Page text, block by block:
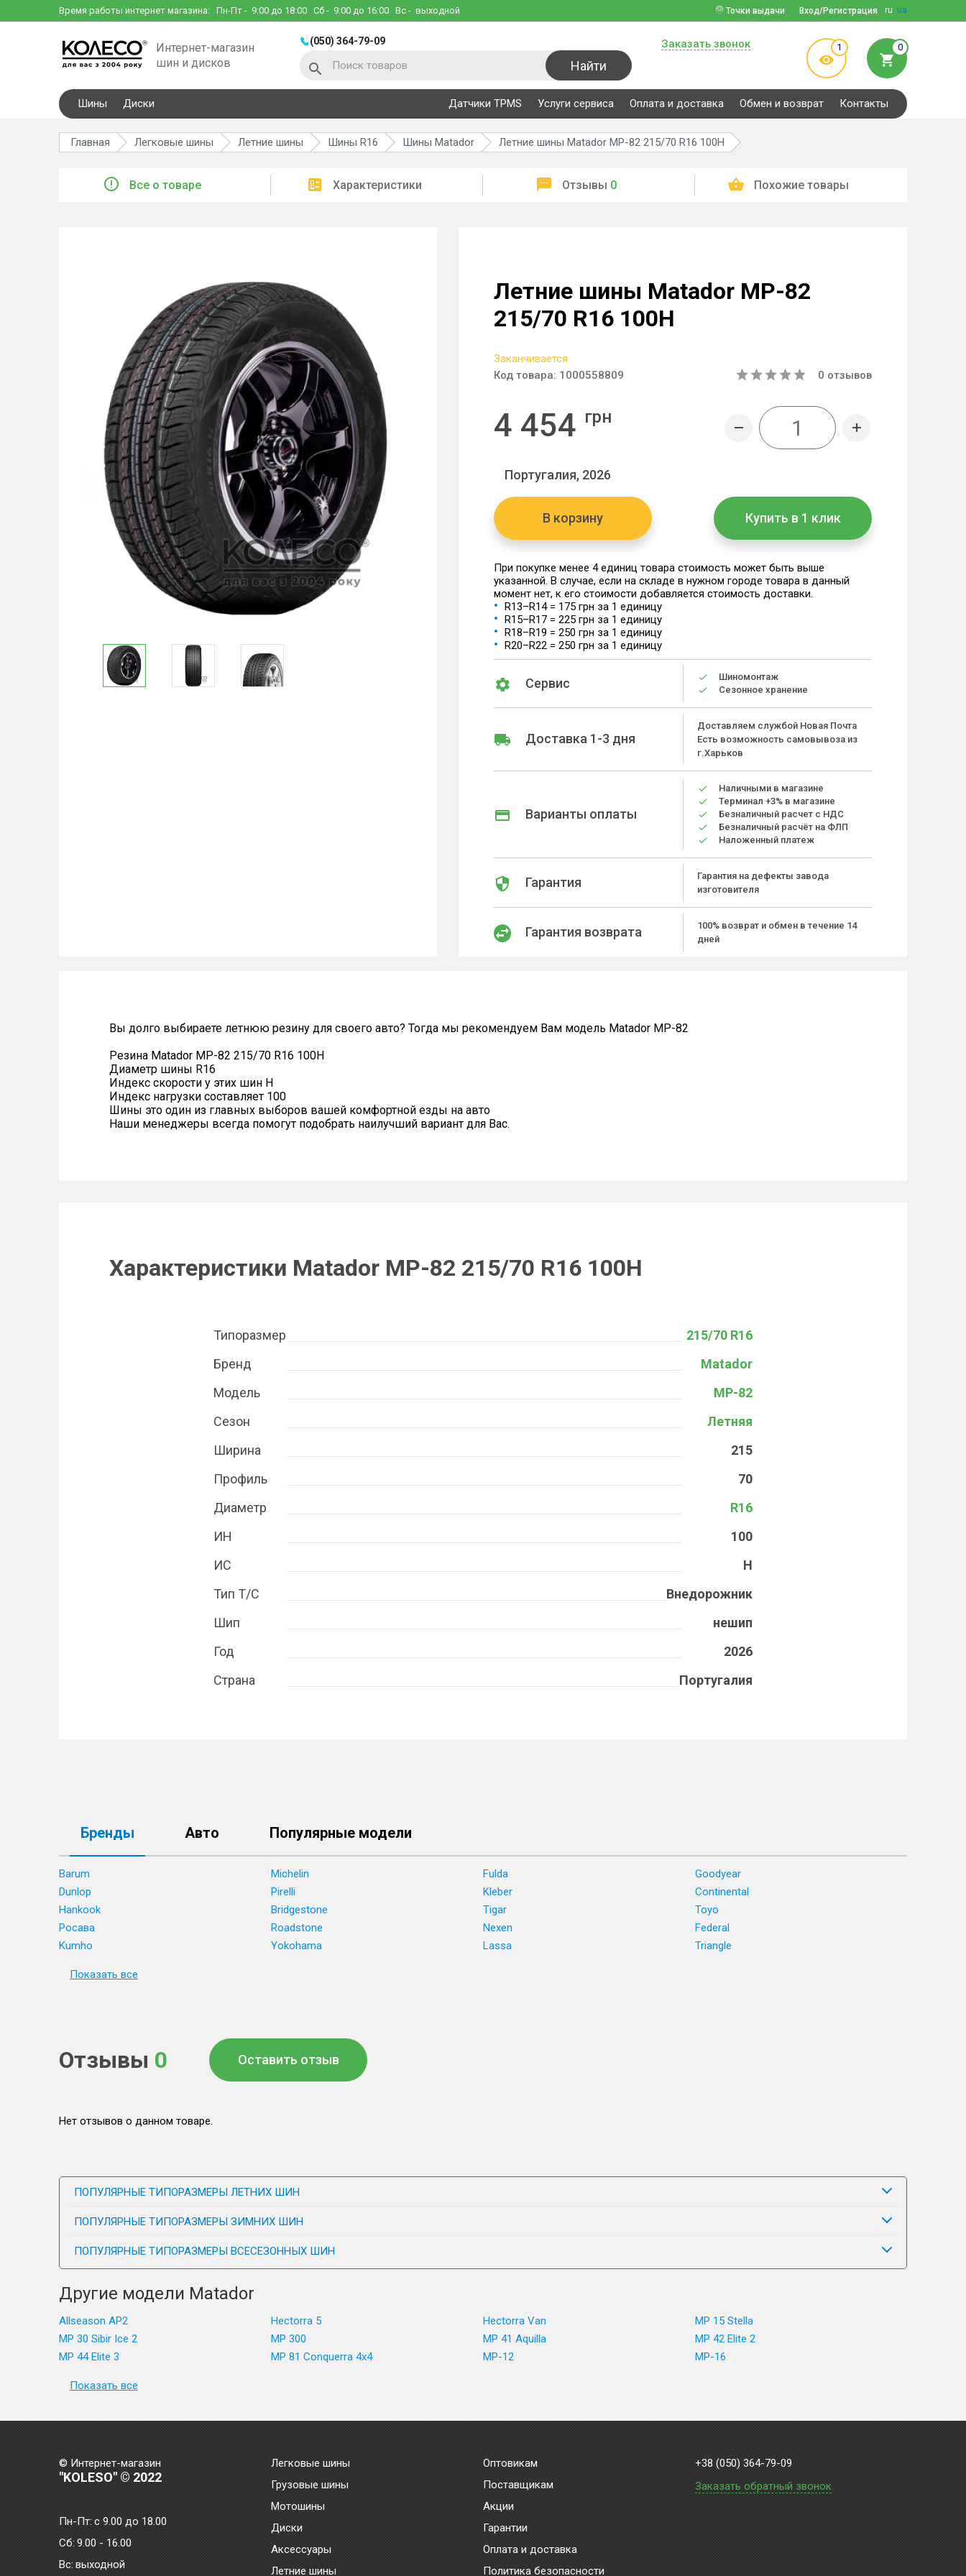
Время работы интернет магазина: Пн-Пт - 9:00 до 18:00 Сб - 9:00 до 16:00 Вс - выходной ru ua
Вход/Регистрация
Точки выдачи
Интернет-магазин
шин и дисков
(050) 364-79-09
Найти
Заказать звонок 1 0
Шины Диски Датчики TPMS Услуги сервиса Оплата и доставка Обмен и возврат Контакты
Главная Легковые шины Летние шины Шины R16 Шины Matador Летние шины Matador MP-82 215/70 R16 100H
Все о товаре Характеристики Отзывы 0 Похожие товары
Летние шины Matador MP-82
215/70 R16 100H
Заканчивается
Код товара: 1000558809 0 отзывов
4 454 грн
Португалия, 2026
В корзину Купить в 1 клик
При покупке менее 4 единиц товара стоимость может быть выше
указанной. В случае, если на складе в нужном городе товара в данный
момент нет, к его стоимости добавляется стоимость доставки.
R13–R14 = 175 грн за 1 единицу
R15–R17 = 225 грн за 1 единицу
R18–R19 = 250 грн за 1 единицу
R20–R22 = 250 грн за 1 единицу
Сервис
Шиномонтаж
Сезонное хранение
Доставка 1-3 дня
Доставляем службой Новая Почта
Есть возможность самовывоза из
г.Харьков
Варианты оплаты
Наличными в магазине
Терминал +3% в магазине
Безналичный расчет с НДС
Безналичный расчёт на ФЛП
Наложенный платеж
Гарантия
Гарантия на дефекты завода
изготовителя
Гарантия возврата
100% возврат и обмен в течение 14
дней
Вы долго выбираете летнюю резину для своего авто? Тогда мы рекомендуем Вам модель Matador MP-82
Резина Matador MP-82 215/70 R16 100H
Диаметр шины R16
Индекс скорости у этих шин H
Индекс нагрузки составляет 100
Шины это один из главных выборов вашей комфортной езды на авто
Наши менеджеры всегда помогут подобрать наилучший вариант для Вас.
Характеристики Matador MP-82 215/70 R16 100H
Типоразмер
215/70 R16
Бренд
Matador
Модель
MP-82
Сезон
Летняя
Ширина
215
Профиль
70
Диаметр
R16
ИН
100
ИС
H
Тип Т/С
Внедорожник
Шип
нешип
Год
2026
Страна
Португалия
Бренды Авто Популярные модели
Barum Michelin Fulda
Goodyear
Dunlop
Pirelli Kleber
Continental
Hankook
Bridgestone Tigar
Toyo
Росава
Roadstone Nexen
Federal
Kumho
Yokohama Lassa Triangle
Показать все
Отзывы 0 Оставить отзыв
Нет отзывов о данном товаре.
ПОПУЛЯРНЫЕ ТИПОРАЗМЕРЫ ЛЕТНИХ ШИН
ПОПУЛЯРНЫЕ ТИПОРАЗМЕРЫ ЗИМНИХ ШИН
ПОПУЛЯРНЫЕ ТИПОРАЗМЕРЫ ВСЕСЕЗОННЫХ ШИН
Другие модели Matador
Allseason AP2 Hectorra 5 Hectorra Van
MP 15 Stella
MP 30 Sibir Ice 2
MP 300 MP 41 Aquilla
MP 42 Elite 2
MP 44 Elite 3
MP 81 Conquerra 4x4 MP-12 MP-16
Показать все
© Интернет-магазин
"KOLESO" © 2022
Пн-Пт:с 9.00 до 18.00
Сб: 9.00 - 16.00
Bc: выходной
Легковые шины
Грузовые шины
Мотошины
Диски
Аксессуары
Летние шины
Оптовикам
Поставщикам
Акции
Гарантии
Оплата и доставка
Политика безопасности
+38 (050) 364-79-09
Заказать обратный звонок